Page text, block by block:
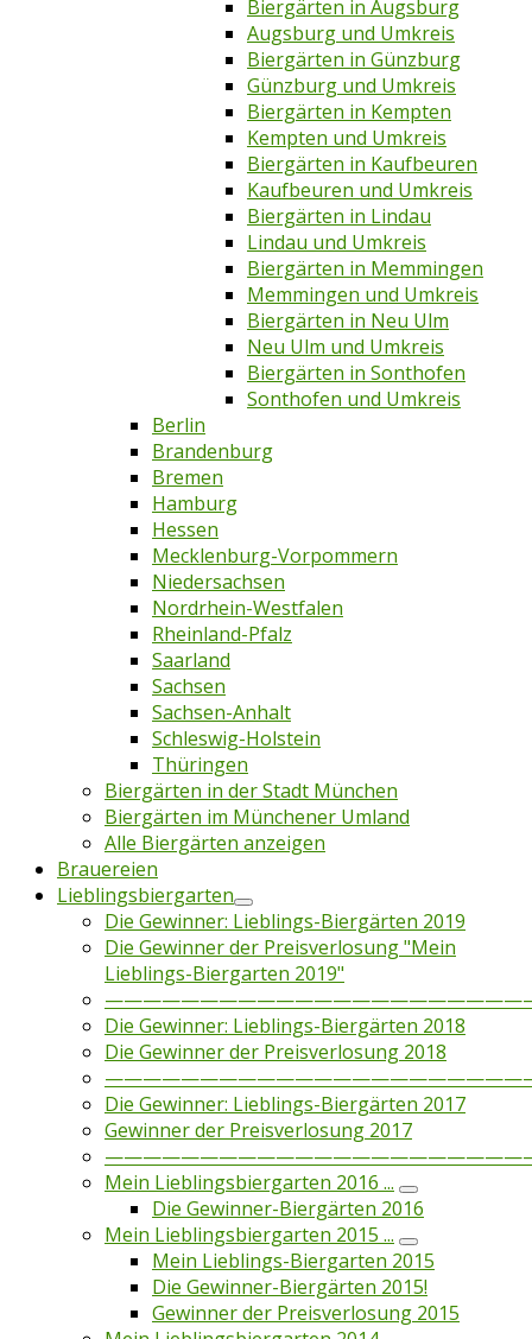
Biergärten in Augsburg
Augsburg und Umkreis
Biergärten in Günzburg
Günzburg und Umkreis
Biergärten in Kempten
Kempten und Umkreis
Biergärten in Kaufbeuren
Kaufbeuren und Umkreis
Biergärten in Lindau
Lindau und Umkreis
Biergärten in Memmingen
Memmingen und Umkreis
Biergärten in Neu Ulm
Neu Ulm und Umkreis
Biergärten in Sonthofen
Sonthofen und Umkreis
Berlin
Brandenburg
Bremen
Hamburg
Hessen
Mecklenburg-Vorpommern
Niedersachsen
Nordrhein-Westfalen
Rheinland-Pfalz
Saarland
Sachsen
Sachsen-Anhalt
Schleswig-Holstein
Thüringen
Biergärten in der Stadt München
Biergärten im Münchener Umland
Alle Biergärten anzeigen
Brauereien
Lieblingsbiergarten
Die Gewinner: Lieblings-Biergärten 2019
Die Gewinner der Preisverlosung "Mein
Lieblings-Biergarten 2019"
Die Gewinner: Lieblings-Biergärten 2018
Die Gewinner der Preisverlosung 2018
Die Gewinner: Lieblings-Biergärten 2017
Gewinner der Preisverlosung 2017
Mein Lieblingsbiergarten 2016 ...
Die Gewinner-Biergärten 2016
Mein Lieblingsbiergarten 2015 ...
Mein Lieblings-Biergarten 2015
Die Gewinner-Biergärten 2015!
Gewinner der Preisverlosung 2015